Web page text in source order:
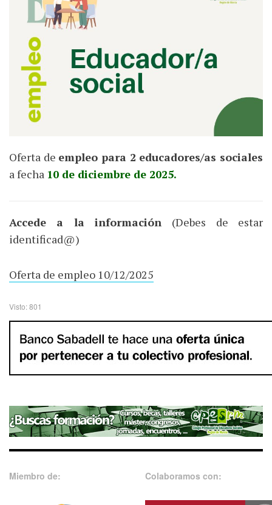
Oferta de empleo para 2 educadores/as sociales
a fecha 10 de diciembre de 2025.
Accede a la información (Debes de estar
identificad@)
Oferta de empleo 10/12/2025
Visto: 801
Miembro de: Colaboramos con: